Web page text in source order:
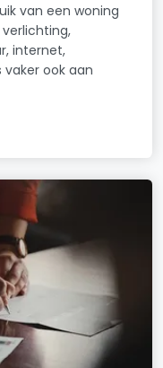
van een woning
internet,
ook aan